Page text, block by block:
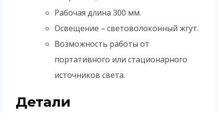
Рабочая длина 300 мм.
Освещение – световолоконный жгут.
Возможность работы от
портативного или стационарного
источников света.
Детали